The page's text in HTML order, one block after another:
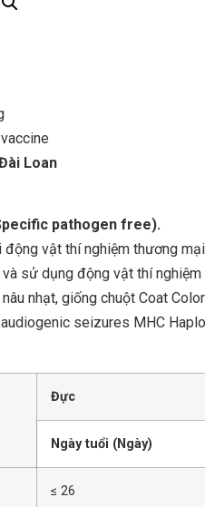
Loan
pathogen free).
động vật thí nghiệm thương
sử dụng động vật thí nghiệm
nâu nhạt, giống chuột Coat
seizures MHC
Đực
Ngày tuổi (Ngày)
≤ 26